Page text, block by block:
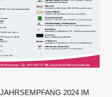
2024 IM